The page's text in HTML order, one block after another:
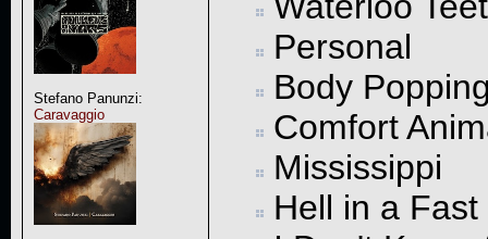
Stefano Panunzi:
Caravaggio
Personal
Body
Comfort
Mississippi
Hell in a Fast